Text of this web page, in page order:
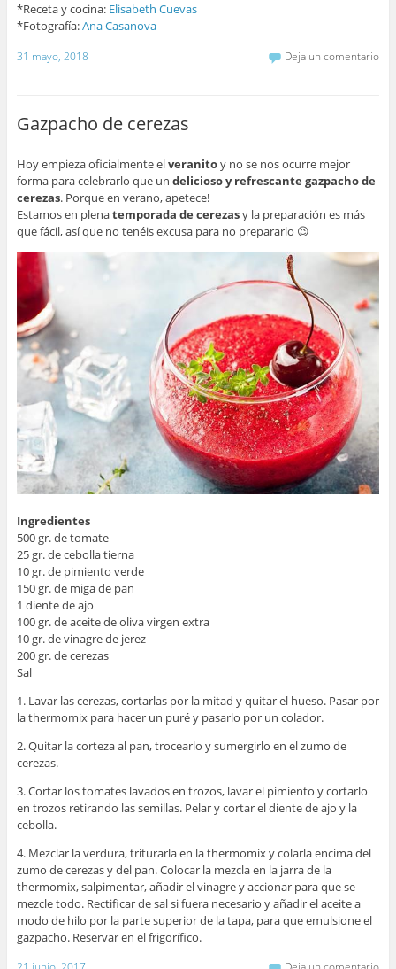
*Receta y cocina: Elisabeth Cuevas
*Fotografía:Ana Casanova
31 mayo, 2018 Deja un comentario
Gazpacho de cerezas
Hoy empieza oficialmente elveranitoy no se nos ocurre mejor
forma para celebrarlo que un delicioso y refrescante gazpacho de
cerezas. Porque en verano, apetece!
Estamos en plenatemporada de cerezasy la preparación es más
que fácil, así que no tenéis excusa para no prepararlo 😉
Ingredientes
500 gr. de tomate
25 gr. de cebolla tierna
10 gr. de pimiento verde
150 gr. de miga de pan
1 diente de ajo
100 gr. de aceite de oliva virgen extra
10 gr. de vinagre de jerez
200 gr. de cerezas
Sal
1. Lavar las cerezas, cortarlas por la mitad y quitar el hueso. Pasar por
la thermomix para hacer un puré y pasarlo por un colador.
2. Quitar la corteza al pan, trocearlo y sumergirlo en el zumo de
cerezas.
3. Cortar los tomates lavados en trozos, lavar el pimiento y cortarlo
en trozos retirando las semillas. Pelar y cortar el diente de ajo y la
cebolla.
4. Mezclar la verdura, triturarla en la thermomix y colarla encima del
zumo de cerezas y del pan. Colocar la mezcla en la jarra de la
thermomix, salpimentar, añadir el vinagre y accionar para que se
mezcle todo. Rectificar de sal si fuera necesario y añadir el aceite a
modo de hilo por la parte superior de la tapa, para que emulsione el
gazpacho. Reservar en el frigorífico.